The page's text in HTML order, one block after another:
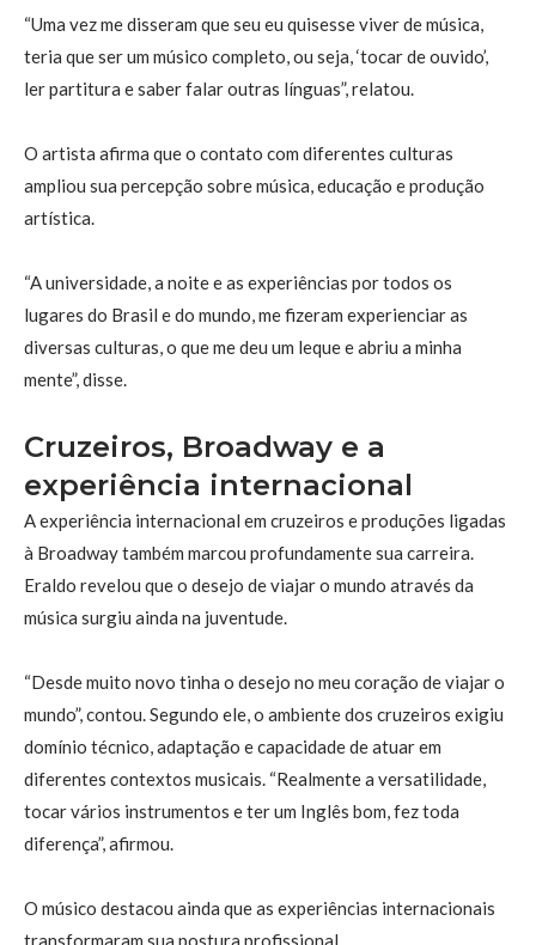
“Uma vez me disseram que seu eu quisesse viver de música,
teria que ser um músico completo, ou seja, ‘tocar de ouvido’,
ler partitura e saber falar outras línguas”, relatou.
O artista afirma que o contato com diferentes culturas
ampliou sua percepção sobre música, educação e produção
artística.
“A universidade, a noite e as experiências por todos os
lugares do Brasil e do mundo, me fizeram experienciar as
diversas culturas, o que me deu um leque e abriu a minha
mente”, disse.
Cruzeiros, Broadway e a
experiência internacional
A experiência internacional em cruzeiros e produções ligadas
à Broadway também marcou profundamente sua carreira.
Eraldo revelou que o desejo de viajar o mundo através da
música surgiu ainda na juventude.
“Desde muito novo tinha o desejo no meu coração de viajar o
mundo”, contou. Segundo ele, o ambiente dos cruzeiros exigiu
domínio técnico, adaptação e capacidade de atuar em
diferentes contextos musicais. “Realmente a versatilidade,
tocar vários instrumentos e ter um Inglês bom, fez toda
diferença”, afirmou.
O músico destacou ainda que as experiências internacionais
transformaram sua postura profissional.